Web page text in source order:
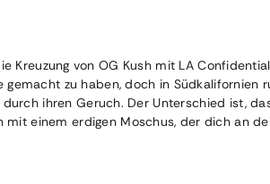
Kreuzung von OG Kush mit LA
zu haben, doch in Südkalifornien
ihren Geruch. Der Unterschied ist,
einem erdigen Moschus, der dich an